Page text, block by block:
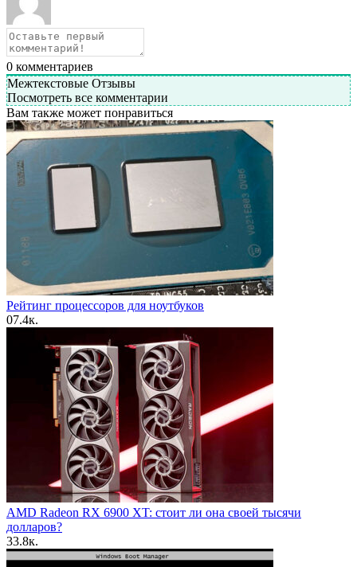
0 комментариев
Межтекстовые Отзывы
Посмотреть все комментарии
Вам также может понравиться
Рейтинг процессоров для ноутбуков
07.4к.
AMD Radeon RX 6900 XT: стоит ли она своей тысячи
долларов?
33.8к.